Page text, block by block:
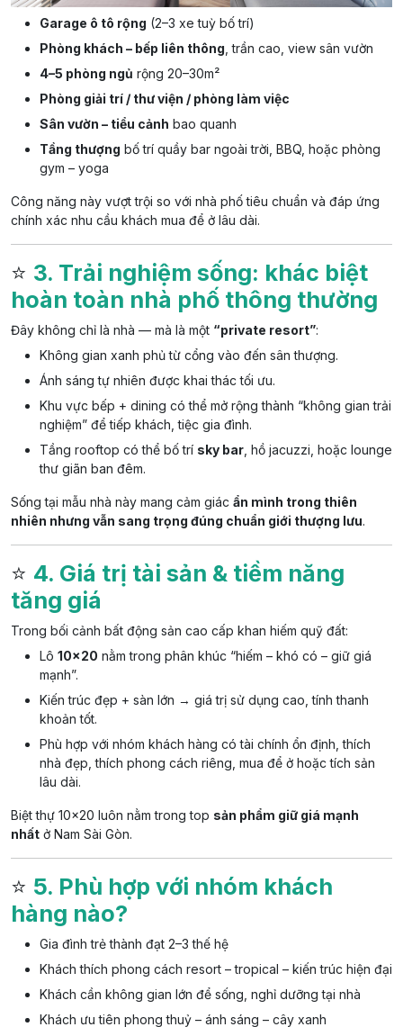
Garage ô tô rộng (2–3 xe tuỳ bố trí)
Phòng khách – bếp liên thông , trần cao, view sân vườn
4–5 phòng ngủ rộng 20–30m²
Phòng giải trí / thư viện / phòng làm việc
Sân vườn – tiểu cảnh bao quanh
Tầng thượng bố trí quầy bar ngoài trời, BBQ, hoặc phòng
gym – yoga
Công năng này vượt trội so với nhà phố tiêu chuẩn và đáp ứng
chính xác nhu cầu khách mua để ở lâu dài.
⭐ 3. Trải nghiệm sống: khác biệt
hoàn toàn nhà phố thông thường
Đây không chỉ là nhà — mà là một “private resort”:
Không gian xanh phủ từ cổng vào đến sân thượng.
Ánh sáng tự nhiên được khai thác tối ưu.
Khu vực bếp + dining có thể mở rộng thành “không gian trải
nghiệm” để tiếp khách, tiệc gia đình.
Tầng rooftop có thể bố trí sky bar , hồ jacuzzi, hoặc lounge
thư giãn ban đêm.
Sống tại mẫu nhà này mang cảm giác ẩn mình trong thiên
nhiên nhưng vẫn sang trọng đúng chuẩn giới thượng lưu.
⭐ 4. Giá trị tài sản & tiềm năng
tăng giá
Trong bối cảnh bất động sản cao cấp khan hiếm quỹ đất:
Lô 10×20 nằm trong phân khúc “hiếm – khó có – giữ giá
mạnh”.
Kiến trúc đẹp + sàn lớn → giá trị sử dụng cao, tính thanh
khoản tốt.
Phù hợp với nhóm khách hàng có tài chính ổn định, thích
nhà đẹp, thích phong cách riêng, mua để ở hoặc tích sản
lâu dài.
Biệt thự 10×20 luôn nằm trong top sản phẩm giữ giá mạnh
nhất ở Nam Sài Gòn.
⭐ 5. Phù hợp với nhóm khách
hàng nào?
Gia đình trẻ thành đạt 2–3 thế hệ
Khách thích phong cách resort – tropical – kiến trúc hiện đại
Khách cần không gian lớn để sống, nghỉ dưỡng tại nhà
Khách ưu tiên phong thuỷ – ánh sáng – cây xanh